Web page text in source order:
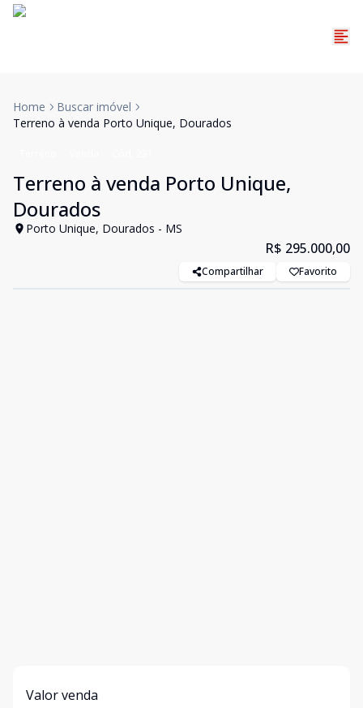
Home
Buscar imóvel
Terreno à venda Porto Unique, Dourados
Terreno à venda Porto Unique,
Dourados
Porto Unique, Dourados - MS
R$ 295.000,00
Compartilhar Favorito
Valor venda